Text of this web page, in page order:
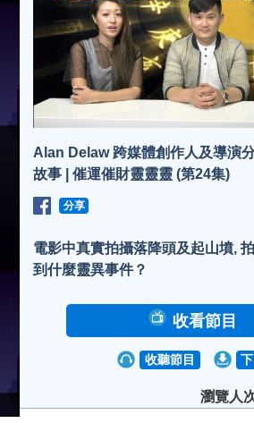
Alan Delaw 跨媒體創作人及導演
故事 | 催運催財靈靈靈 (第24集)
分享
電影中真實拍攝落降頭及起山墳,
到什麼靈異事件？
收看節目
收聽節目
瀏覽人